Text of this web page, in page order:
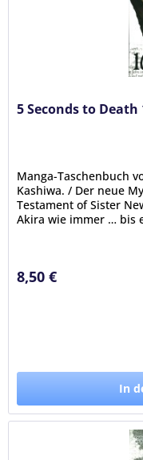
5 Seconds to Death
Manga-Taschenbuch
Kashiwa. / Der neue
Testament of Sister
Akira wie immer … bis
8,50 €
In